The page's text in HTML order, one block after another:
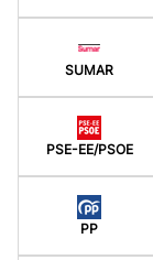
SUMAR
PSE-EE/PSOE
PP